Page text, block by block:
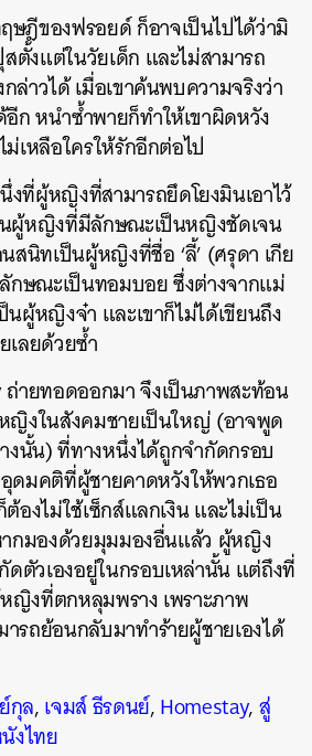
ฎีของฟรอยด์ ก็อาจเป็นไปได้ว่ามิ
งแต่ในวัยเด็ก และไม่สามารถ
ล่าวได้ เมื่อเขาค้นพบความจริงว่า
อีก หนำซ้ำพายก็ทำให้เขาผิดหวัง
เหลือใครให้รักอีกต่อไป
ที่ผู้หญิงที่สามารถยึดโยงมินเอาไว้
นผู้หญิงที่มีลักษณะเป็นหญิงชัดเจน
สนิทเป็นผู้หญิงที่ชื่อ ‘ลี้’ (ศรุดา เกีย
กษณะเป็นทอมบอย ซึ่งต่างจากแม่
นผู้หญิงจ๋า และเขาก็ไม่ได้เขียนถึง
เลยด้วยซ้ำ
ถ่ายทอดออกมา จึงเป็นภาพสะท้อน
ญิงในสังคมชายเป็นใหญ่ (อาจพูด
งนั้น) ที่ทางหนึ่งได้ถูกจำกัดกรอบ
ดมคติที่ผู้ชายคาดหวังให้พวกเธอ
องไม่ใช้เซ็กส์แลกเงิน และไม่เป็น
กมองด้วยมุมมองอื่นแล้ว ผู้หญิง
ดตัวเองอยู่ในกรอบเหล่านั้น แต่ถึงที่
งที่ตกหลุมพราง เพราะภาพ
รถย้อนกลับมาทำร้ายผู้ชายเองได้
กุล,เจมส์ ธีรดนย์,Homestay,สู่
งไทย